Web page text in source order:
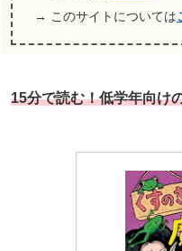
→ このサイトについては
15分で読む！低学年向け